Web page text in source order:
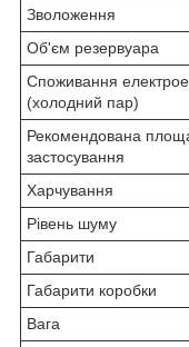
Зволоження
Об'єм резервуара
Споживання
(холодний пар)
Рекомендована
застосування
Харчування
Рівень шуму
Габарити
Габарити коробки
Вага